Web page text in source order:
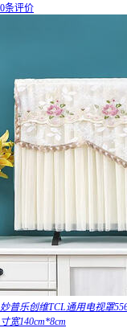
0条评价
妙普乐创维TCL通用电视罩
寸宽140cm*8cm